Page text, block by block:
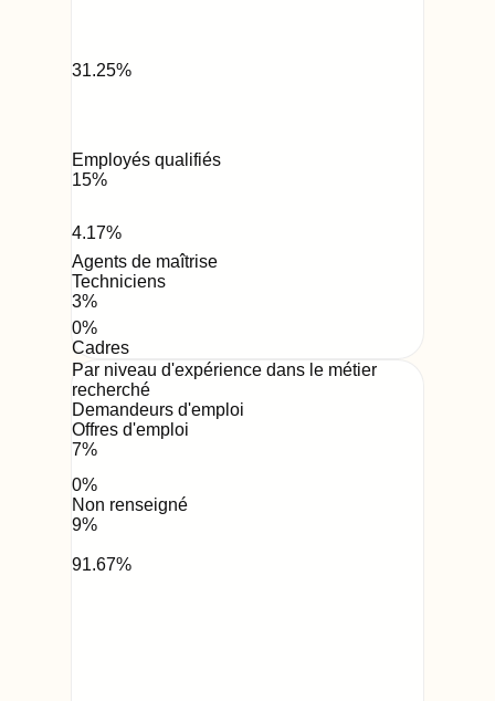
31.25%
Employés qualifiés
15%
4.17%
Agents de maîtrise
Techniciens
3%
0%
Cadres
Par niveau d'expérience dans le métier
recherché
Demandeurs d'emploi
Offres d'emploi
7%
0%
Non renseigné
9%
91.67%